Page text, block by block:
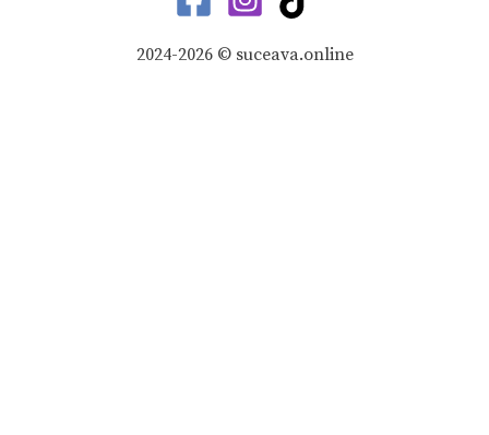
2024-2026 © suceava.online